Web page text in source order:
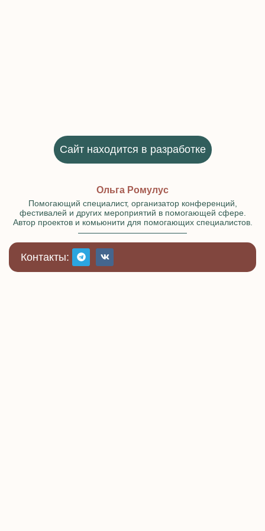
Сайт находится в разработке
Ольга Ромулус
Помогающий специалист, организатор конференций,
фестивалей и других мероприятий в помогающей сфере.
Автор проектов и комьюнити для помогающих специалистов.
Контакты: